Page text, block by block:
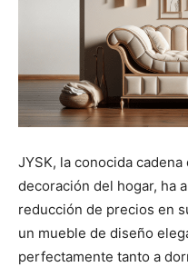
JYSK, la conocida
decoración del hogar, ha
reducción de precios en
un mueble de diseño
perfectamente tanto a